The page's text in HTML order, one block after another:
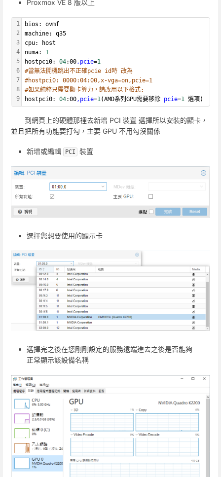
Proxmox VE 8 版以上
1
2
3
4
5
6
7
8
9
bios: ovmf
machine: q35
cpu: host
numa: 1
hostpci0: 04:00,pcie=1
#當無法開機跳出不正確pcie id時 改為
#hostpci0: 0000:04:00,x-vga=on,pcie=1
#如果純粹只需要顯卡算力，請改用以下格式:
hostpci0: 04:00,pcie=1(AMD系列GPU需要移除 pcie=1 選項)
到網頁上的硬體那裡去新增 PCI 裝置 選擇所以安裝的顯卡，
並且把所有功能要打勾，主要 GPU 不用勾沒關係
新增或編輯 PCI 裝置
選擇您想要使用的顯示卡
選擇完之後在您剛剛設定的服務遠端進去之後是否能夠
正常顯示該設備名稱